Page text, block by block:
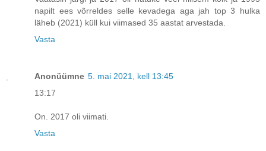
napilt ees võrreldes selle kevadega aga jah top 3 hulka
läheb (2021) küll kui viimased 35 aastat arvestada.
Vasta
Anonüümne 5. mai 2021, kell 13:45
13:17
On. 2017 oli viimati.
Vasta